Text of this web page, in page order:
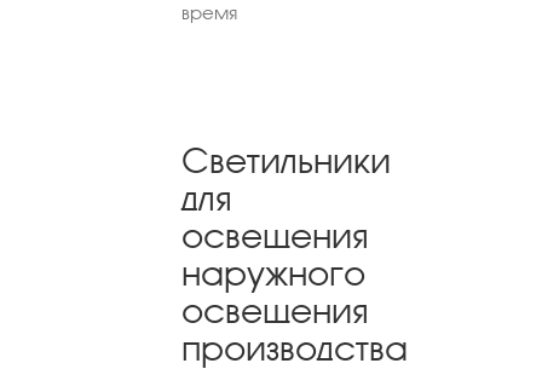
время
Светильники
для
освещения
наружного
освещения
производства